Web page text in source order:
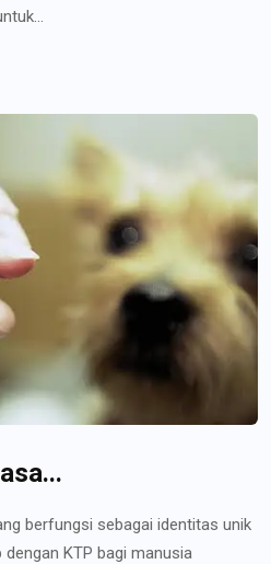
berfungsi sebagai identitas unik
KTP bagi manusia